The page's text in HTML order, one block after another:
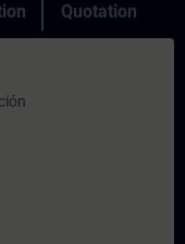
Quotation